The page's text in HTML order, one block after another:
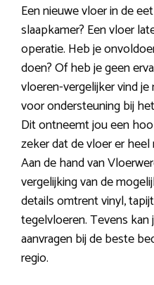
Een nieuwe vloer in de
slaapkamer? Een vloer
operatie. Heb je
doen? Of heb je geen
vloeren-vergelijker vind
voor ondersteuning bij
Dit ontneemt jou een
zeker dat de vloer er
Aan de hand van
vergelijking van de
details omtrent vinyl,
tegelvloeren. Tevens
aanvragen bij de beste
regio.